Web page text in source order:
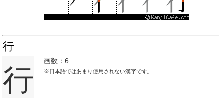
行
行
画数：6
※日本語ではあまり使用されない漢字です。